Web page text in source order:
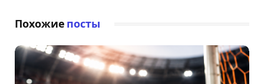
Похожие посты